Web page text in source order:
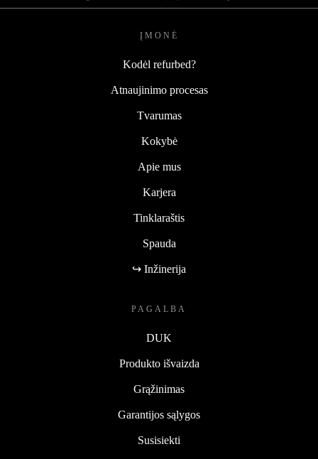
ĮMONĖ
Kodėl refurbed?
Atnaujinimo procesas
Tvarumas
Kokybė
Apie mus
Karjera
Tinklaraštis
Spauda
↪ Inžinerija
PAGALBA
DUK
Produkto išvaizda
Grąžinimas
Garantijos sąlygos
Susisiekti